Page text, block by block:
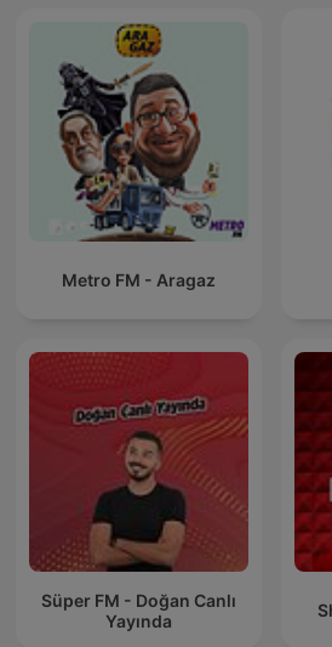
Metro FM - Aragaz
Süper FM - Doğan Canlı
Yayında